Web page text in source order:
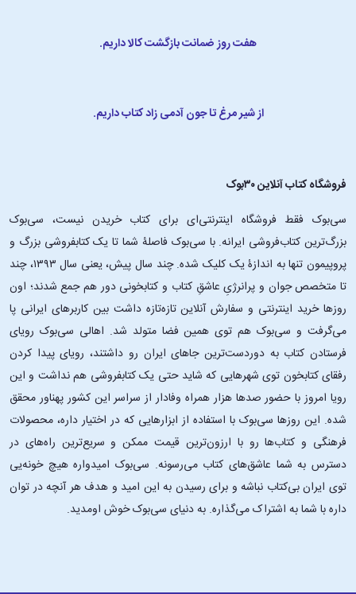
هفت روز ضمانت بازگشت کالا داریم.
از شیر مرغ تا جون آدمی زاد کتاب داریم.
فروشگاه کتاب آنلاین ۳۰بوک
سی‌بوک فقط فروشگاه اینترنتی‌ای برای کتاب خریدن نیست، سی‌بوک
بزرگ‌ترین کتاب‌فروشی ایرانه. با سی‌بوک فاصلۀ شما تا یک کتابفروشی بزرگ و
پروپیمون تنها به اندازۀ یک کلیک شده. چند سال پیش، یعنی سال ۱۳۹۳، چند
تا متخصص جوان و پرانرژیِ عاشقِ کتاب و کتابخونی دور هم جمع شدند؛ اون‌
روزها خرید اینترنتی و سفارش آنلاین تازه‌تازه داشت بین کاربرهای ایرانی پا
می‌گرفت و سی‌بوک هم توی همین فضا متولد شد. اهالی سی‌بوک رویای
فرستادن کتاب به دوردست‌ترین جاهای ایران رو داشتند، رویای پیدا کردن
رفقای کتابخون توی شهرهایی که شاید حتی یک کتابفروشی هم نداشت و این
رویا امروز با حضور صدها هزار همراه وفادار از سراسر این کشور پهناور محقق
شده. این ‌روزها سی‌بوک با استفاده از ابزارهایی که در اختیار داره، محصولات
فرهنگی و کتاب‌ها رو با ارزون‌ترین قیمت ممکن و سریع‌ترین راه‌های در
دسترس به شما عاشق‌های کتاب می‌رسونه. سی‌بوک امیدواره هیچ خونه‌یی
توی ایران بی‌کتاب نباشه و برای رسیدن به این امید و هدف هر آنچه در توان
داره با شما به اشتراک می‌گذاره. به دنیای سی‌بوک خوش اومدید.